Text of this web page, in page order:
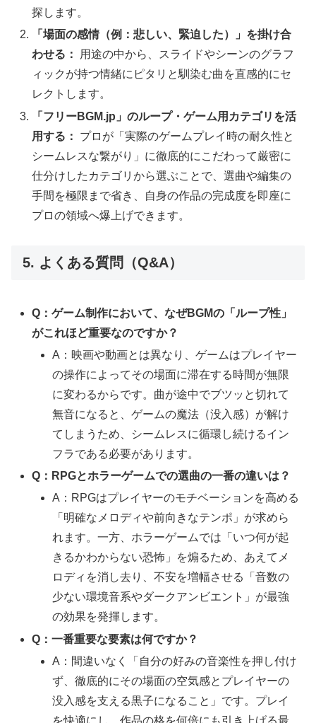
探します。
「場面の感情（例：悲しい、緊迫した）」を掛け合
わせる：
用途の中から、スライドやシーンのグラフ
ィックが持つ情緒にピタリと馴染む曲を直感的にセ
レクトします。
「フリーBGM.jp」のループ・ゲーム用カテゴリを活
用する：
プロが「実際のゲームプレイ時の耐久性と
シームレスな繋がり」に徹底的にこだわって厳密に
仕分けしたカテゴリから選ぶことで、選曲や編集の
手間を極限まで省き、自身の作品の完成度を即座に
プロの領域へ爆上げできます。
5. よくある質問（Q&A）
Q：ゲーム制作において、なぜBGMの「ループ性」
がこれほど重要なのですか？
A：映画や動画とは異なり、ゲームはプレイヤー
の操作によってその場面に滞在する時間が無限
に変わるからです。曲が途中でブツッと切れて
無音になると、ゲームの魔法（没入感）が解け
てしまうため、シームレスに循環し続けるイン
フラである必要があります。
Q：RPGとホラーゲームでの選曲の一番の違いは？
A：RPGはプレイヤーのモチベーションを高める
「明確なメロディや前向きなテンポ」が求めら
れます。一方、ホラーゲームでは「いつ何が起
きるかわからない恐怖」を煽るため、あえてメ
ロディを消し去り、不安を増幅させる「音数の
少ない環境音系やダークアンビエント」が最強
の効果を発揮します。
Q：一番重要な要素は何ですか？
A：間違いなく「自分の好みの音楽性を押し付け
ず、徹底的にその場面の空気感とプレイヤーの
没入感を支える黒子になること」です。プレイ
を快適にし、作品の格を何倍にも引き上げる最